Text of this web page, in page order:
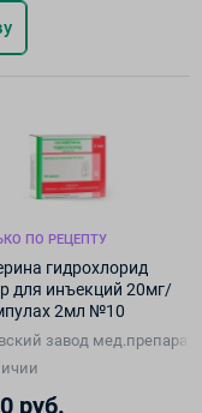
ПО РЕЦЕПТУ
гидрохлорид
для инъекций 20мг/
2мл №10
завод
руб.